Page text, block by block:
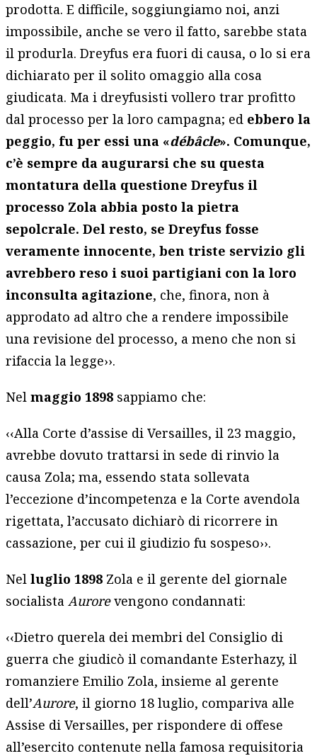
prodotta. E difficile, soggiungiamo noi, anzi
impossibile, anche se vero il fatto, sarebbe stata
il produrla. Dreyfus era fuori di causa, o lo si era
dichiarato per il solito omaggio alla cosa
giudicata. Ma i dreyfusisti vollero trar profitto
dal processo per la loro campagna; ed ebbero la
peggio, fu per essi una «débâcle». Comunque,
c’è sempre da augurarsi che su questa
montatura della questione Dreyfus il
processo Zola abbia posto la pietra
sepolcrale. Del resto, se Dreyfus fosse
veramente innocente, ben triste servizio gli
avrebbero reso i suoi partigiani con la loro
inconsulta agitazione, che, finora, non à
approdato ad altro che a rendere impossibile
una revisione del processo, a meno che non si
rifaccia la legge››.
Nelmaggio 1898 sappiamo che:
‹‹Alla Corte d’assise di Versailles, il 23 maggio,
avrebbe dovuto trattarsi in sede di rinvio la
causa Zola; ma, essendo stata sollevata
l’eccezione d’incompetenza e la Corte avendola
rigettata, l’accusato dichiarò di ricorrere in
cassazione, per cui il giudizio fu sospeso››.
Nelluglio 1898 Zola e il gerente del giornale
socialistaAurorevengono condannati:
‹‹Dietro querela dei membri del Consiglio di
guerra che giudicò il comandante Esterhazy, il
romanziere Emilio Zola, insieme al gerente
dell’Aurore, il giorno 18 luglio, compariva alle
Assise di Versailles, per rispondere di offese
all’esercito contenute nella famosa requisitoria